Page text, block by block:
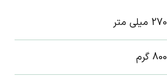
270 میلی متر
800 گرم